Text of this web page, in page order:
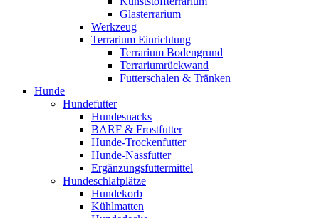
Glasterrarium
Werkzeug
Terrarium Einrichtung
Terrarium Bodengrund
Terrariumrückwand
Futterschalen & Tränken
Hunde
Hundefutter
Hundesnacks
BARF & Frostfutter
Hunde-Trockenfutter
Hunde-Nassfutter
Ergänzungsfuttermittel
Hundeschlafplätze
Hundekorb
Kühlmatten